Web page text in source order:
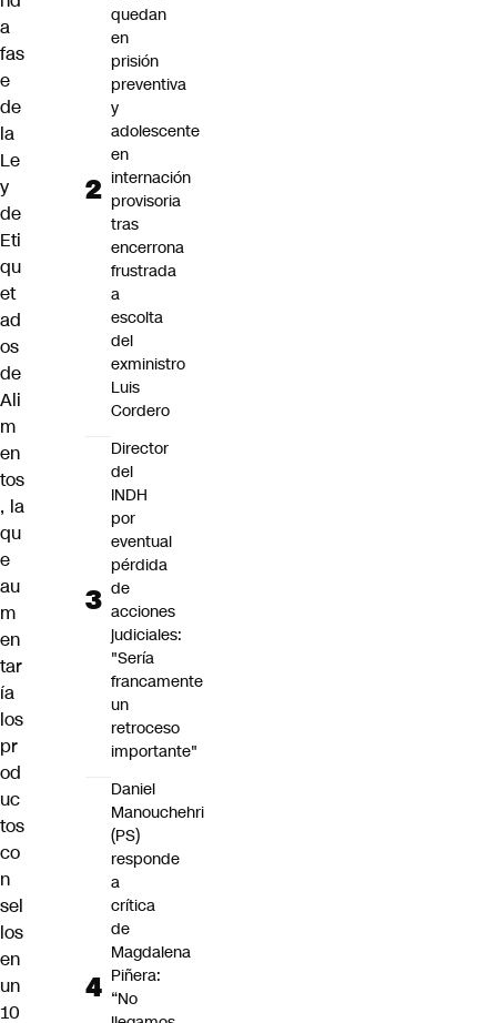
a
fas
e
de
la
Le
y
de
Eti
qu
et
ad
os
de
Ali
m
en
tos
, la
qu
e
au
m
en
tar
ía
los
pr
od
uc
tos
co
n
sel
los
en
un
10
quedan
en
prisión
preventiva
y
adolescente
en
internación
provisoria
tras
encerrona
frustrada
a
escolta
del
exministro
Luis
Cordero
Director
del
INDH
por
eventual
pérdida
de
acciones
judiciales:
"Sería
francamente
un
retroceso
importante"
Daniel
Manouchehri
(PS)
responde
a
crítica
de
Magdalena
Piñera:
“No